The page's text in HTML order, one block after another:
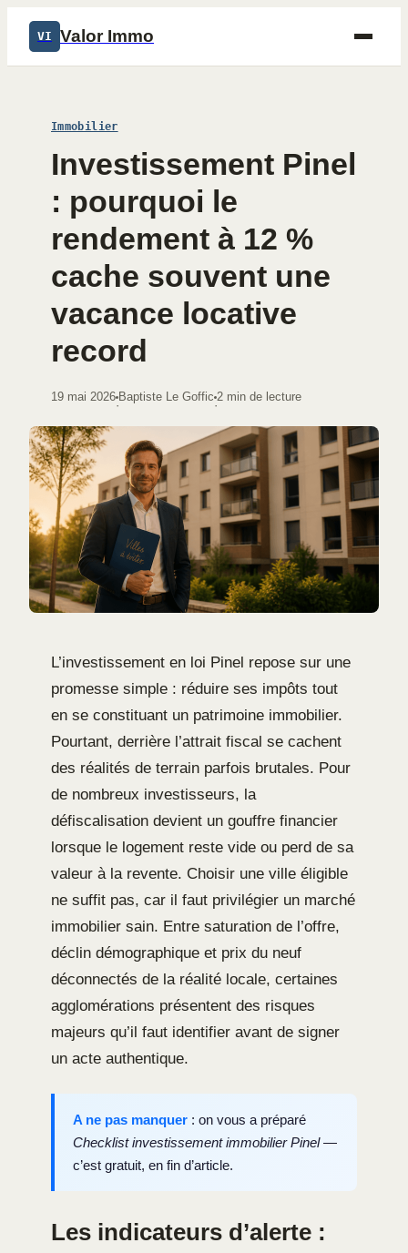
VI Valor Immo
Immobilier
Investissement Pinel
: pourquoi le
rendement à 12 %
cache souvent une
vacance locative
record
19 mai 2026
·
Baptiste Le Goffic
·
2 min de lecture
L’investissement en loi Pinel repose sur une
promesse simple : réduire ses impôts tout
en se constituant un patrimoine immobilier.
Pourtant, derrière l’attrait fiscal se cachent
des réalités de terrain parfois brutales. Pour
de nombreux investisseurs, la
défiscalisation devient un gouffre financier
lorsque le logement reste vide ou perd de sa
valeur à la revente. Choisir une ville éligible
ne suffit pas, car il faut privilégier un marché
immobilier sain. Entre saturation de l’offre,
déclin démographique et prix du neuf
déconnectés de la réalité locale, certaines
agglomérations présentent des risques
majeurs qu’il faut identifier avant de signer
un acte authentique.
A ne pas manquer : on vous a préparé
Checklist investissement immobilier Pinel—
c’est gratuit, en fin d’article.
Les indicateurs d’alerte :